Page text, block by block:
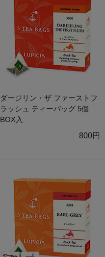
ダージリン・ザ ファーストフ
ラッシュ ティーバッグ 5個
BOX入
800円